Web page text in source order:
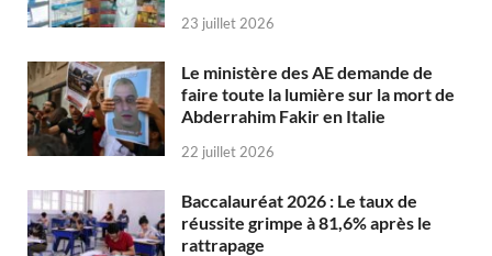
23 juillet 2026
Le ministère des AE demande de
faire toute la lumière sur la mort de
Abderrahim Fakir en Italie
22 juillet 2026
Baccalauréat 2026 : Le taux de
réussite grimpe à 81,6% après le
rattrapage